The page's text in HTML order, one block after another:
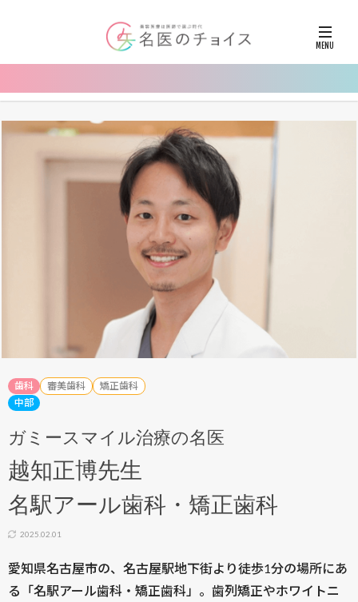
歯科 審美歯科
矯正歯科
中部
ガミースマイル治療の名医
越知正博先生
名駅アール歯科・矯正歯科
2025.02.01
愛知県名古屋市の、名古屋駅地下街より徒歩1分の場所にあ
る「名駅アール歯科・矯正歯科」。歯列矯正やホワイトニ